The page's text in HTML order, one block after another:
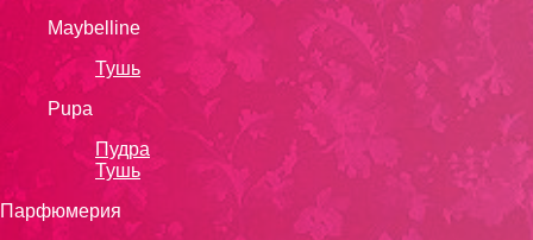
Maybelline
Тушь
Pupa
Пудра
Тушь
Парфюмерия